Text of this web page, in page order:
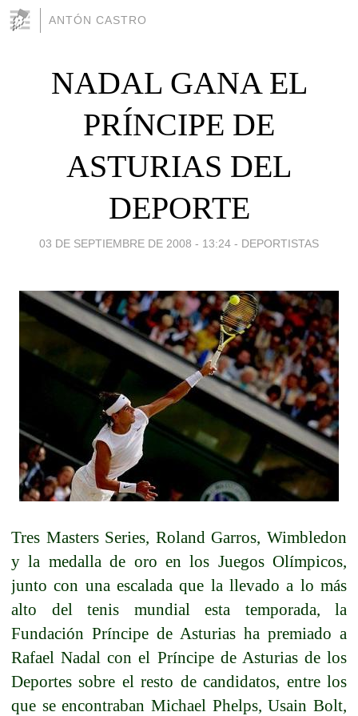
ANTÓN CASTRO
NADAL GANA EL
PRÍNCIPE DE
ASTURIAS DEL
DEPORTE
03 DE SEPTIEMBRE DE 2008 - 13:24 - DEPORTISTAS
Tres Masters Series, Roland Garros, Wimbledon
y la medalla de oro en los Juegos Olímpicos,
junto con una escalada que la llevado a lo más
alto del tenis mundial esta temporada, la
Fundación Príncipe de Asturias ha premiado a
Rafael Nadal con el Príncipe de Asturias de los
Deportes sobre el resto de candidatos, entre los
que se encontraban Michael Phelps, Usain Bolt,